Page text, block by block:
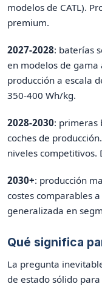
modelos de CATL).
premium.
2027-2028: baterías
en modelos de
producción a escala
350-400 Wh/kg.
2028-2030: primeras
coches de
niveles competitivos.
2030+: producción
costes comparables
generalizada en
Qué significa
La pregunta
de estado sólido